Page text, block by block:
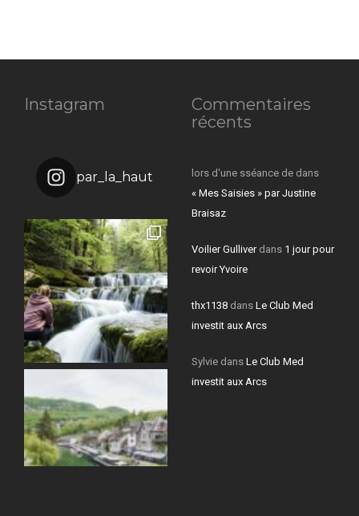
Instagram
par_la_haut
Commentaires
récents
lors d'une sséance de dans
« Mes Saisies » par Justine
Braisaz
Voilier Gulliverdans 1 jour pour
revoir Yvoire
thx1138 dans Le Club Med
investit aux Arcs
Sylvie dans Le Club Med
investit aux Arcs